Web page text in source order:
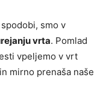
smo v
vrta. Pomlad
vpeljemo v vrt
mirno prenaša naše